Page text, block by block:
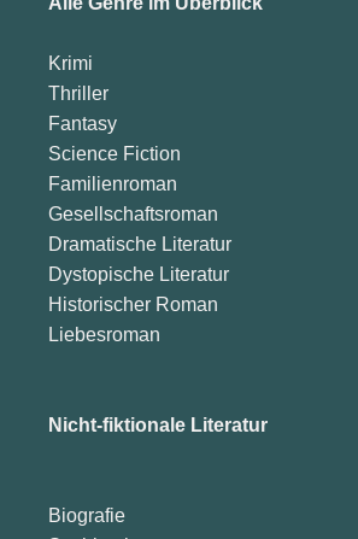
Krimi
Thriller
Fantasy
Science Fiction
Familienroman
Gesellschaftsroman
Dramatische Literatur
Dystopische Literatur
Historischer Roman
Liebesroman
Nicht-fiktionale Literatur
Biografie